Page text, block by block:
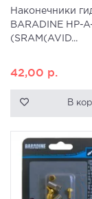
Наконечники
BARADINE HP-
(SRAM(AVID...
42,00 р.
В